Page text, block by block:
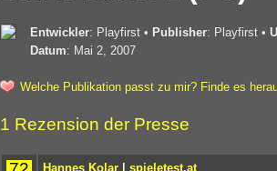
Entwickler: Playfirst • Publisher: Playfirst •
Datum: Mai 2, 2007
Welche Publikation passt zu mir? Finde es
1 Rezension der Presse
Hannes Kolar | spieletest.at